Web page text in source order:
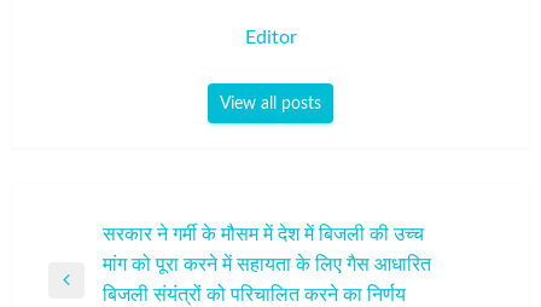
Editor
View all posts
नेविगेशन
Previous
सरकार ने गर्मी के मौसम में देश में बिजली की उच्च
मांग को पूरा करने में सहायता के लिए गैस आधारित
बिजली संयंत्रों को परिचालित करने का निर्णय